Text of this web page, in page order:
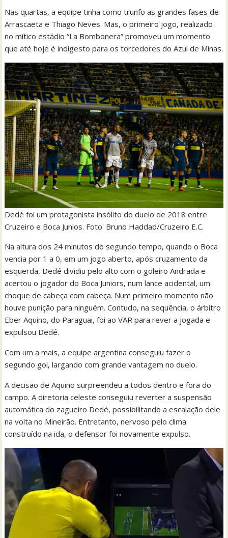
Nas quartas, a equipe tinha como trunfo as grandes fases de
Arrascaeta e Thiago Neves. Mas, o primeiro jogo, realizado
no mítico estádio “La Bombonera” promoveu um momento
que até hoje é indigesto para os torcedores do Azul de Minas.
Dedé foi um protagonista insólito do duelo de 2018 entre
Cruzeiro e Boca Junios. Foto: Bruno Haddad/Cruzeiro E.C.
Na altura dos 24 minutos do segundo tempo, quando o Boca
vencia por 1 a 0, em um jogo aberto, após cruzamento da
esquerda, Dedé dividiu pelo alto com o goleiro Andrada e
acertou o jogador do Boca Juniors, num lance acidental, um
choque de cabeça com cabeça. Num primeiro momento não
houve punição para ninguém. Contudo, na sequência, o árbitro
Eber Aquino, do Paraguai, foi ao VAR para rever a jogada e
expulsou Dedé.
Com um a mais, a equipe argentina conseguiu fazer o
segundo gol, largando com grande vantagem no duelo.
A decisão de Aquino surpreendeu a todos dentro e fora do
campo. A diretoria celeste conseguiu reverter a suspensão
automática do zagueiro Dedé, possibilitando a escalação dele
na volta no Mineirão. Entretanto, nervoso pelo clima
construído na ida, o defensor foi novamente expulso.